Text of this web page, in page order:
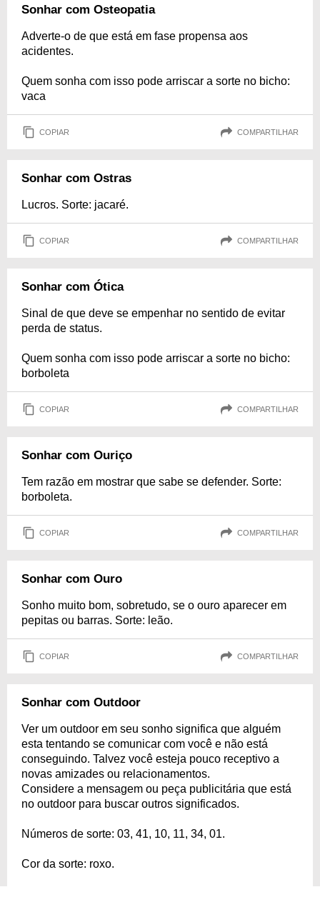
Sonhar com Osteopatia
Adverte-o de que está em fase propensa aos
acidentes.
Quem sonha com isso pode arriscar a sorte no bicho:
vaca
COPIAR COMPARTILHAR
Sonhar com Ostras
Lucros. Sorte: jacaré.
COPIAR COMPARTILHAR
Sonhar com Ótica
Sinal de que deve se empenhar no sentido de evitar
perda de status.
Quem sonha com isso pode arriscar a sorte no bicho:
borboleta
COPIAR COMPARTILHAR
Sonhar com Ouriço
Tem razão em mostrar que sabe se defender. Sorte:
borboleta.
COPIAR COMPARTILHAR
Sonhar com Ouro
Sonho muito bom, sobretudo, se o ouro aparecer em
pepitas ou barras. Sorte: leão.
COPIAR COMPARTILHAR
Sonhar com Outdoor
Ver um outdoor em seu sonho significa que alguém
esta tentando se comunicar com você e não está
conseguindo. Talvez você esteja pouco receptivo a
novas amizades ou relacionamentos.
Considere a mensagem ou peça publicitária que está
no outdoor para buscar outros significados.
Números de sorte: 03, 41, 10, 11, 34, 01.
Cor da sorte: roxo.